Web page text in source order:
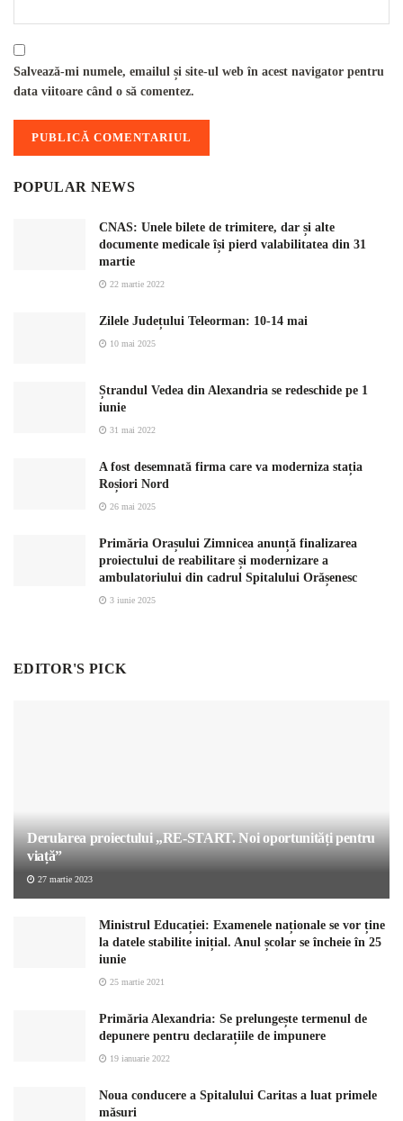
Salvează-mi numele, emailul și site-ul web în acest navigator pentru
data viitoare când o să comentez.
POPULAR NEWS
CNAS: Unele bilete de trimitere, dar și alte
documente medicale își pierd valabilitatea din 31
martie
22 martie 2022
Zilele Județului Teleorman: 10-14 mai
10 mai 2025
Ștrandul Vedea din Alexandria se redeschide pe 1
iunie
31 mai 2022
A fost desemnată firma care va moderniza stația
Roșiori Nord
26 mai 2025
Primăria Orașului Zimnicea anunță finalizarea
proiectului de reabilitare și modernizare a
ambulatoriului din cadrul Spitalului Orășenesc
3 iunie 2025
EDITOR'S PICK
Derularea proiectului „RE-START. Noi oportunități pentru
viață”
27 martie 2023
Ministrul Educației: Examenele naționale se vor ține
la datele stabilite inițial. Anul școlar se încheie în 25
iunie
25 martie 2021
Primăria Alexandria: Se prelungește termenul de
depunere pentru declarațiile de impunere
19 ianuarie 2022
Noua conducere a Spitalului Caritas a luat primele
măsuri